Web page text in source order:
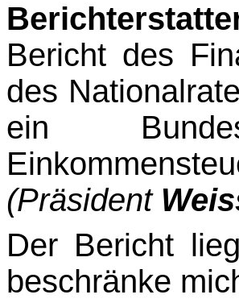
Bericht des
des
ein
(Präsident
Der Bericht
beschränke